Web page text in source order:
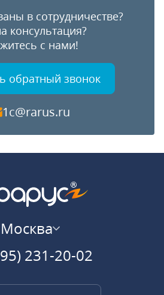
в сотрудничестве?
консультация?
с нами!
обратный звонок
1c@rarus.ru
Москва
231-20-02